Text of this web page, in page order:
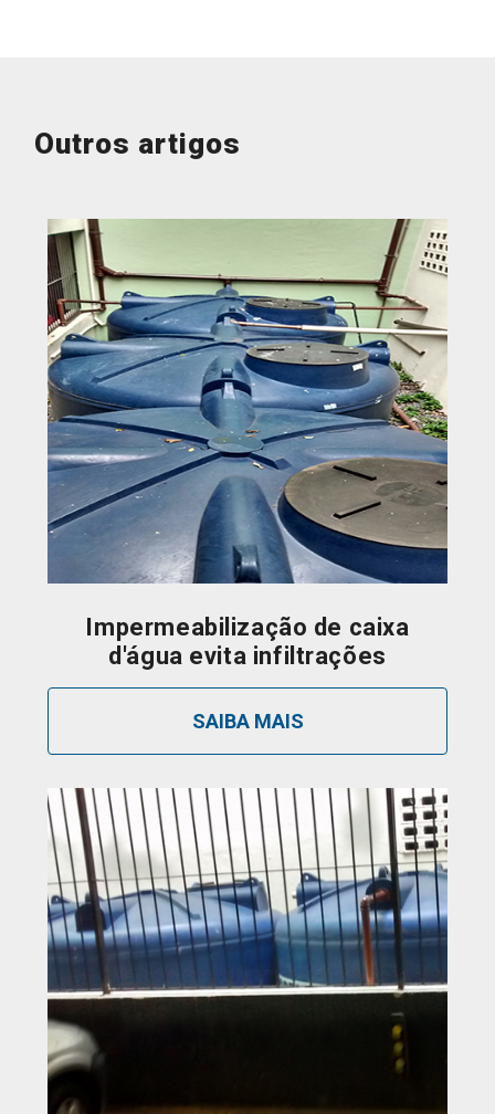
Outros artigos
Impermeabilização de caixa
d'água evita infiltrações
SAIBA MAIS